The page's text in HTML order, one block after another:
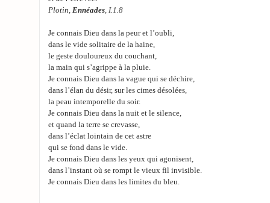
Plotin, Ennéades, I.1.8
Je connais Dieu dans la peur et l’oubli,
dans le vide solitaire de la haine,
le geste douloureux du couchant,
la main qui s’agrippe à la pluie.
Je connais Dieu dans la vague qui se déchire,
dans l’élan du désir, sur les cimes désolées,
la peau intemporelle du soir.
Je connais Dieu dans la nuit et le silence,
et quand la terre se crevasse,
dans l’éclat lointain de cet astre
qui se fond dans le vide.
Je connais Dieu dans les yeux qui agonisent,
dans l’instant où se rompt le vieux fil invisible.
Je connais Dieu dans les limites du bleu.